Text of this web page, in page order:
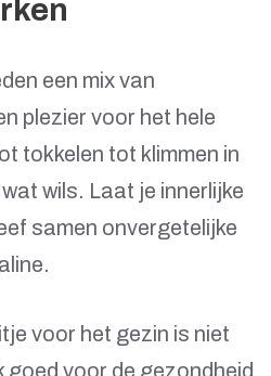
een mix van
plezier voor het hele
tokkelen tot klimmen in
wils. Laat je innerlijke
samen onvergetelijke
voor het gezin is niet
goed voor de gezondheid